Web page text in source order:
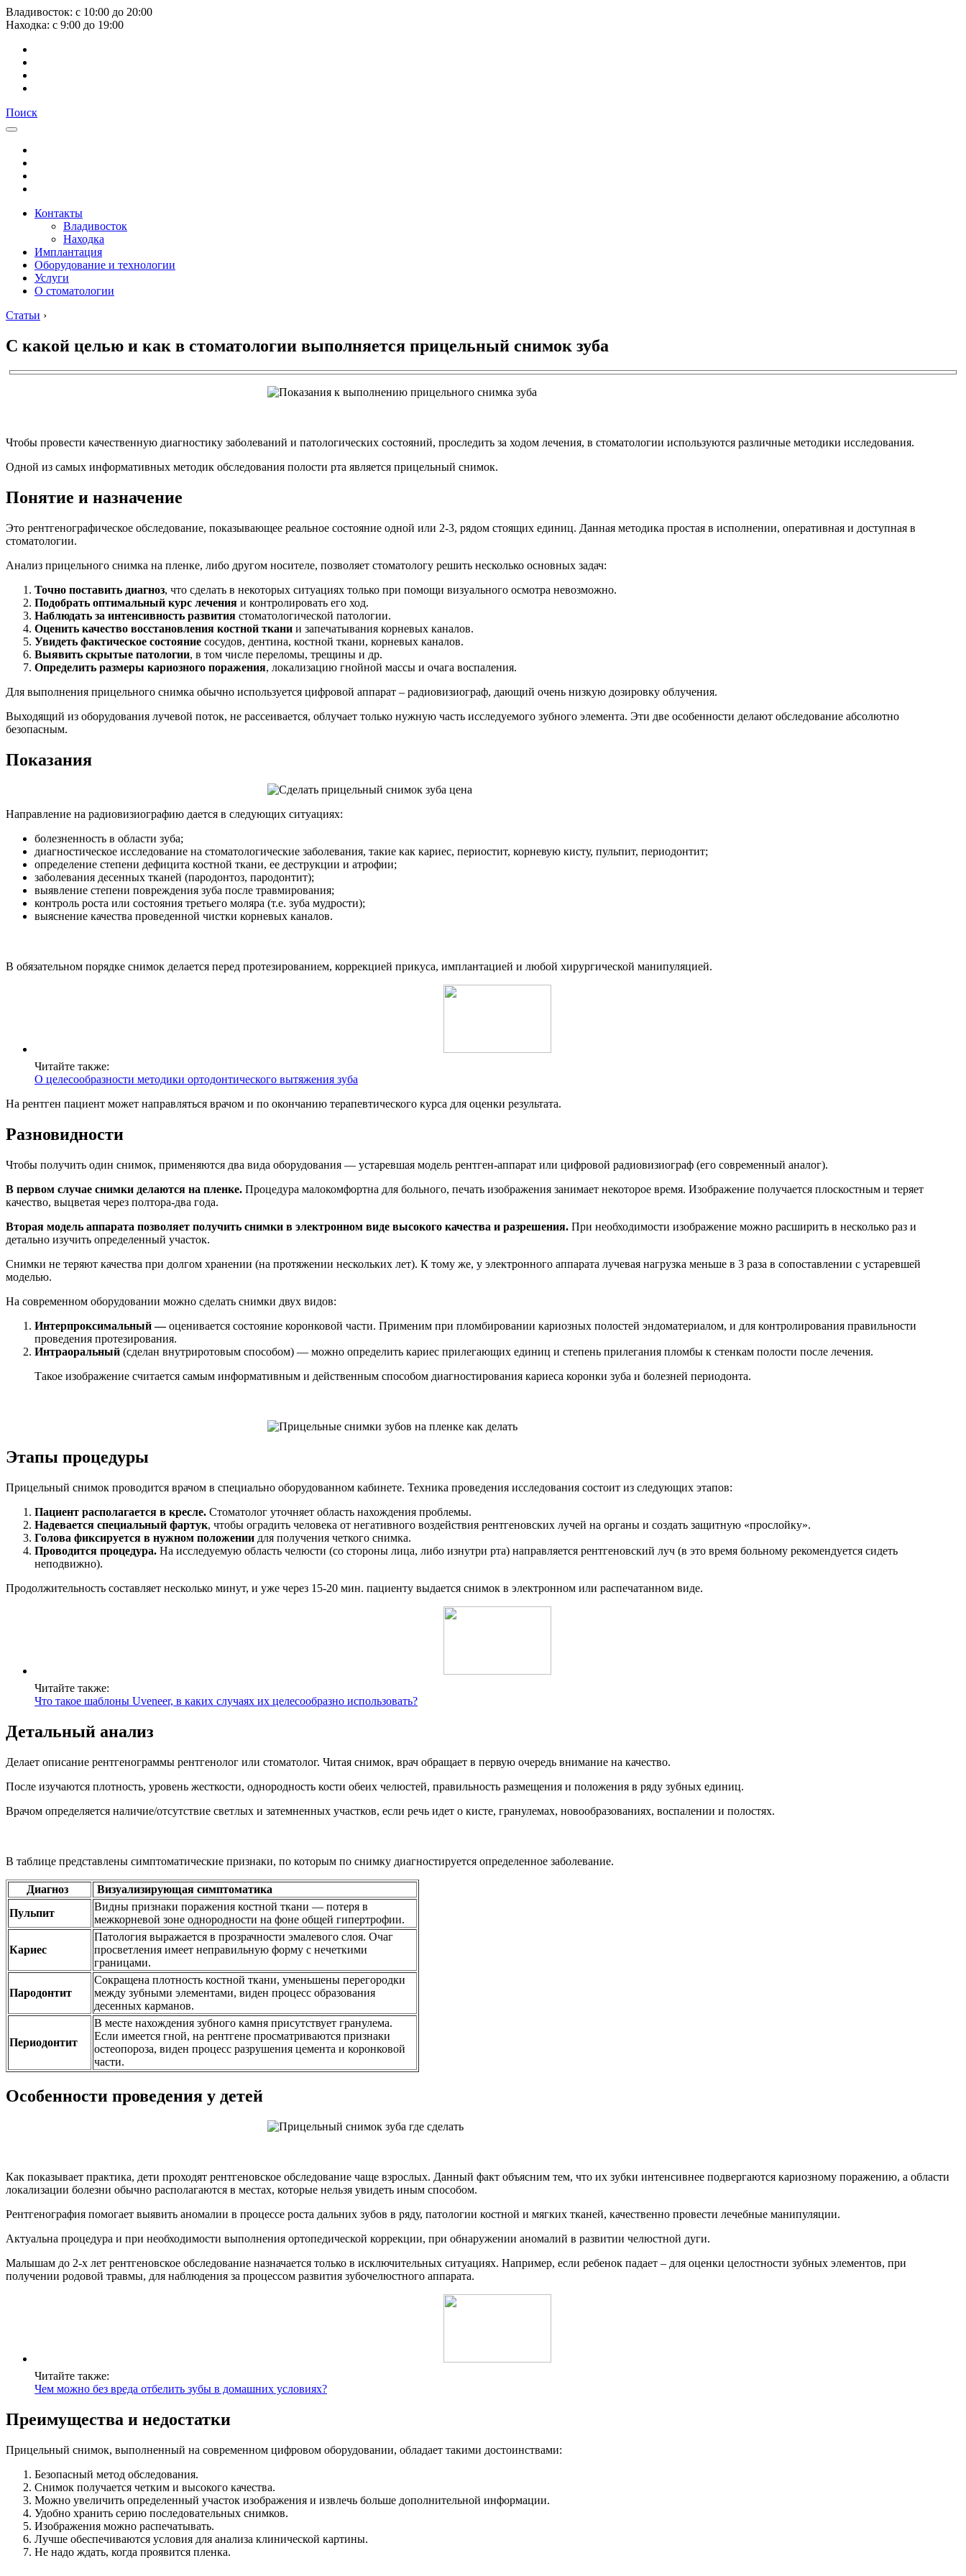
Владивосток: с 10:00 до 20:00
Находка: с 9:00 до 19:00
Поиск
Контакты
Владивосток
Находка
Имплантация
Оборудование и технологии
Услуги
О стоматологии
Статьи ›
С какой целью и как в стоматологии выполняется прицельный снимок зуба
Чтобы провести качественную диагностику заболеваний и патологических состояний, проследить за ходом лечения, в стоматологии используются различные методики исследования.
Одной из самых информативных методик обследования полости рта является прицельный снимок.
Понятие и назначение
Это рентгенографическое обследование, показывающее реальное состояние одной или 2-3, рядом стоящих единиц. Данная методика простая в исполнении, оперативная и доступная в
стоматологии.
Анализ прицельного снимка на пленке, либо другом носителе, позволяет стоматологу решить несколько основных задач:
Точно поставить диагноз, что сделать в некоторых ситуациях только при помощи визуального осмотра невозможно.
Подобрать оптимальный курс лечения и контролировать его ход.
Наблюдать за интенсивность развития стоматологической патологии.
Оценить качество восстановления костной ткани и запечатывания корневых каналов.
Увидеть фактическое состояние сосудов, дентина, костной ткани, корневых каналов.
Выявить скрытые патологии, в том числе переломы, трещины и др.
Определить размеры кариозного поражения, локализацию гнойной массы и очага воспаления.
Для выполнения прицельного снимка обычно используется цифровой аппарат – радиовизиограф, дающий очень низкую дозировку облучения.
Выходящий из оборудования лучевой поток, не рассеивается, облучает только нужную часть исследуемого зубного элемента. Эти две особенности делают обследование абсолютно
безопасным.
Показания
Направление на радиовизиографию дается в следующих ситуациях:
болезненность в области зуба;
диагностическое исследование на стоматологические заболевания, такие как кариес, периостит, корневую кисту, пульпит, периодонтит;
определение степени дефицита костной ткани, ее деструкции и атрофии;
заболевания десенных тканей (пародонтоз, пародонтит);
выявление степени повреждения зуба после травмирования;
контроль роста или состояния третьего моляра (т.е. зуба мудрости);
выяснение качества проведенной чистки корневых каналов.
В обязательном порядке снимок делается перед протезированием, коррекцией прикуса, имплантацией и любой хирургической манипуляцией.
Читайте также:
О целесообразности методики ортодонтического вытяжения зуба
На рентген пациент может направляться врачом и по окончанию терапевтического курса для оценки результата.
Разновидности
Чтобы получить один снимок, применяются два вида оборудования ― устаревшая модель рентген-аппарат или цифровой радиовизиограф (его современный аналог).
В первом случае снимки делаются на пленке. Процедура малокомфортна для больного, печать изображения занимает некоторое время. Изображение получается плоскостным и теряет
качество, выцветая через полтора-два года.
Вторая модель аппарата позволяет получить снимки в электронном виде высокого качества и разрешения. При необходимости изображение можно расширить в несколько раз и
детально изучить определенный участок.
Снимки не теряют качества при долгом хранении (на протяжении нескольких лет). К тому же, у электронного аппарата лучевая нагрузка меньше в 3 раза в сопоставлении с устаревшей
моделью.
На современном оборудовании можно сделать снимки двух видов:
Интерпроксимальный —оценивается состояние коронковой части. Применим при пломбировании кариозных полостей эндоматериалом, и для контролирования правильности
проведения протезирования.
Интраоральный (сделан внутриротовым способом) — можно определить кариес прилегающих единиц и степень прилегания пломбы к стенкам полости после лечения.
Такое изображение считается самым информативным и действенным способом диагностирования кариеса коронки зуба и болезней периодонта.
Этапы процедуры
Прицельный снимок проводится врачом в специально оборудованном кабинете. Техника проведения исследования состоит из следующих этапов:
Пациент располагается в кресле. Стоматолог уточняет область нахождения проблемы.
Надевается специальный фартук, чтобы оградить человека от негативного воздействия рентгеновских лучей на органы и создать защитную «прослойку».
Голова фиксируется в нужном положении для получения четкого снимка.
Проводится процедура. На исследуемую область челюсти (со стороны лица, либо изнутри рта) направляется рентгеновский луч (в это время больному рекомендуется сидеть
неподвижно).
Продолжительность составляет несколько минут, и уже через 15-20 мин. пациенту выдается снимок в электронном или распечатанном виде.
Читайте также:
Что такое шаблоны Uveneer, в каких случаях их целесообразно использовать?
Детальный анализ
Делает описание рентгенограммы рентгенолог или стоматолог. Читая снимок, врач обращает в первую очередь внимание на качество.
После изучаются плотность, уровень жесткости, однородность кости обеих челюстей, правильность размещения и положения в ряду зубных единиц.
Врачом определяется наличие/отсутствие светлых и затемненных участков, если речь идет о кисте, гранулемах, новообразованиях, воспалении и полостях.
В таблице представлены симптоматические признаки, по которым по снимку диагностируется определенное заболевание.
Диагноз
Визуализирующая симптоматика
Пульпит
Видны признаки поражения костной ткани ― потеря в
межкорневой зоне однородности на фоне общей гипертрофии.
Кариес
Патология выражается в прозрачности эмалевого слоя. Очаг
просветления имеет неправильную форму с нечеткими
границами.
Пародонтит
Сокращена плотность костной ткани, уменьшены перегородки
между зубными элементами, виден процесс образования
десенных карманов.
Периодонтит
В месте нахождения зубного камня присутствует гранулема.
Если имеется гной, на рентгене просматриваются признаки
остеопороза, виден процесс разрушения цемента и коронковой
части.
Особенности проведения у детей
Как показывает практика, дети проходят рентгеновское обследование чаще взрослых. Данный факт объясним тем, что их зубки интенсивнее подвергаются кариозному поражению, а области
локализации болезни обычно располагаются в местах, которые нельзя увидеть иным способом.
Рентгенография помогает выявить аномалии в процессе роста дальних зубов в ряду, патологии костной и мягких тканей, качественно провести лечебные манипуляции.
Актуальна процедура и при необходимости выполнения ортопедической коррекции, при обнаружении аномалий в развитии челюстной дуги.
Малышам до 2-х лет рентгеновское обследование назначается только в исключительных ситуациях. Например, если ребенок падает – для оценки целостности зубных элементов, при
получении родовой травмы, для наблюдения за процессом развития зубочелюстного аппарата.
Читайте также:
Чем можно без вреда отбелить зубы в домашних условиях?
Преимущества и недостатки
Прицельный снимок, выполненный на современном цифровом оборудовании, обладает такими достоинствами:
Безопасный метод обследования.
Снимок получается четким и высокого качества.
Можно увеличить определенный участок изображения и извлечь больше дополнительной информации.
Удобно хранить серию последовательных снимков.
Изображения можно распечатывать.
Лучше обеспечиваются условия для анализа клинической картины.
Не надо ждать, когда проявится пленка.